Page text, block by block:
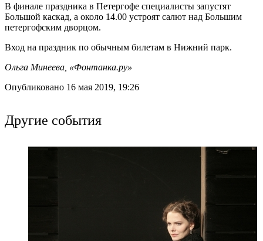
В финале праздника в Петергофе специалисты запустят
Большой каскад, а около 14.00 устроят салют над Большим
петергофским дворцом.
Вход на праздник по обычным билетам в Нижний парк.
Ольга Минеева, «Фонтанка.ру»
Опубликовано 16 мая 2019, 19:26
Другие события